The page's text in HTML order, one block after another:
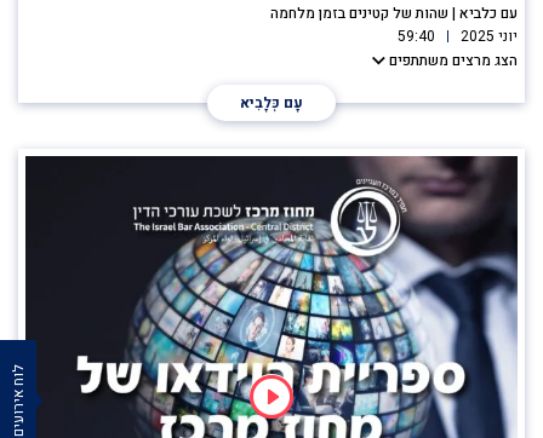
עם כלביא | שהות של קטינים בזמן מלחמה
יוני 2025
59:40
הצג מרצים משתתפים
עָם כְּלָבִיא
לוח אירועים